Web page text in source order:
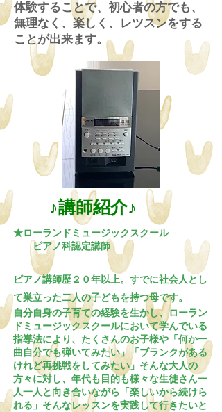
体験することで、初心者の方でも、
無理なく、楽しく、レツスンをする
ことが出来ます。
♪講師紹介♪
★ローランドミュージックスクール
ピアノ科認定講師
ピアノ講師歴２０年以上。 すでに社会人とし
て巣立った二人の子どもを持つ母です。
自分自身の子育ての経験を生かし、ローラン
ドミュージックスクールにおいて学んでいる
指導法により、たくさんのお子様や「何か一
曲自分でも弾いてみたい」「ブランクがある
けれど再挑戦をしてみたい」そんな大人の
方々に対し、年代も目的も様々な生徒さ ん一
人一人と向き合いながら「楽しいから続けら
れる」そんなレッスンを実践して行きたいと